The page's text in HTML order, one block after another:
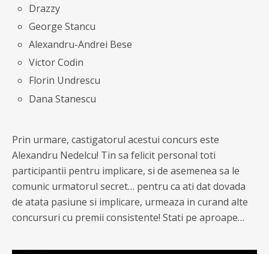
Drazzy
George Stancu
Alexandru-Andrei Bese
Victor Codin
Florin Undrescu
Dana Stanescu
Prin urmare, castigatorul acestui concurs este
Alexandru Nedelcu! Tin sa felicit personal toti
participantii pentru implicare, si de asemenea sa le
comunic urmatorul secret… pentru ca ati dat dovada
de atata pasiune si implicare, urmeaza in curand alte
concursuri cu premii consistente! Stati pe aproape…